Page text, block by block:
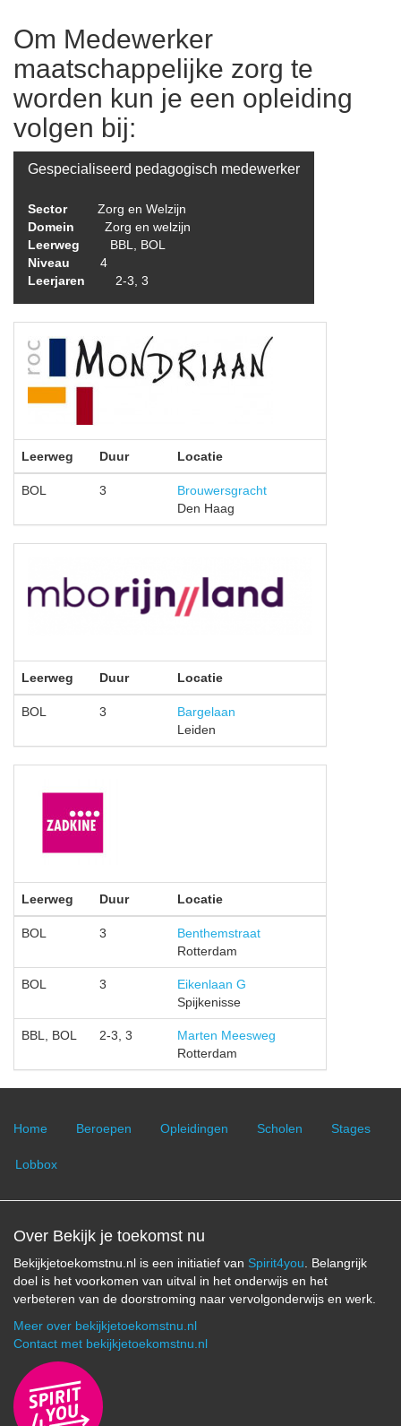
Om Medewerker
maatschappelijke zorg te
worden kun je een opleiding
volgen bij:
Gespecialiseerd pedagogisch medewerker
Sector
Zorg en Welzijn
Domein
Zorg en welzijn
Leerweg
BBL, BOL
Niveau
4
Leerjaren
2-3, 3
Leerweg Duur Locatie
BOL 3
Brouwersgracht
Den Haag
Leerweg Duur Locatie
BOL 3
Bargelaan
Leiden
Leerweg Duur Locatie
BOL 3
Benthemstraat
Rotterdam
BOL 3
Eikenlaan G
Spijkenisse
BBL, BOL 2-3, 3
Marten Meesweg
Rotterdam
Home Beroepen Opleidingen Scholen Stages
Lobbox
Over Bekijk je toekomst nu
Bekijkjetoekomstnu.nl is een initiatief van Spirit4you . Belangrijk
doel is het voorkomen van uitval in het onderwijs en het
verbeteren van de doorstroming naar vervolgonderwijs en werk.
Meer over bekijkjetoekomstnu.nl
Contact met bekijkjetoekomstnu.nl